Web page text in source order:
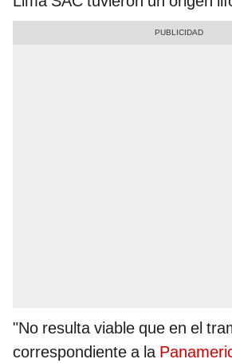
"No resulta viable que en el
correspondiente a la